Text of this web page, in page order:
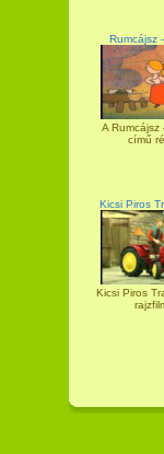
Rumcájsz
A Rumcájsz
című
Kicsi Piros
Kicsi Piros